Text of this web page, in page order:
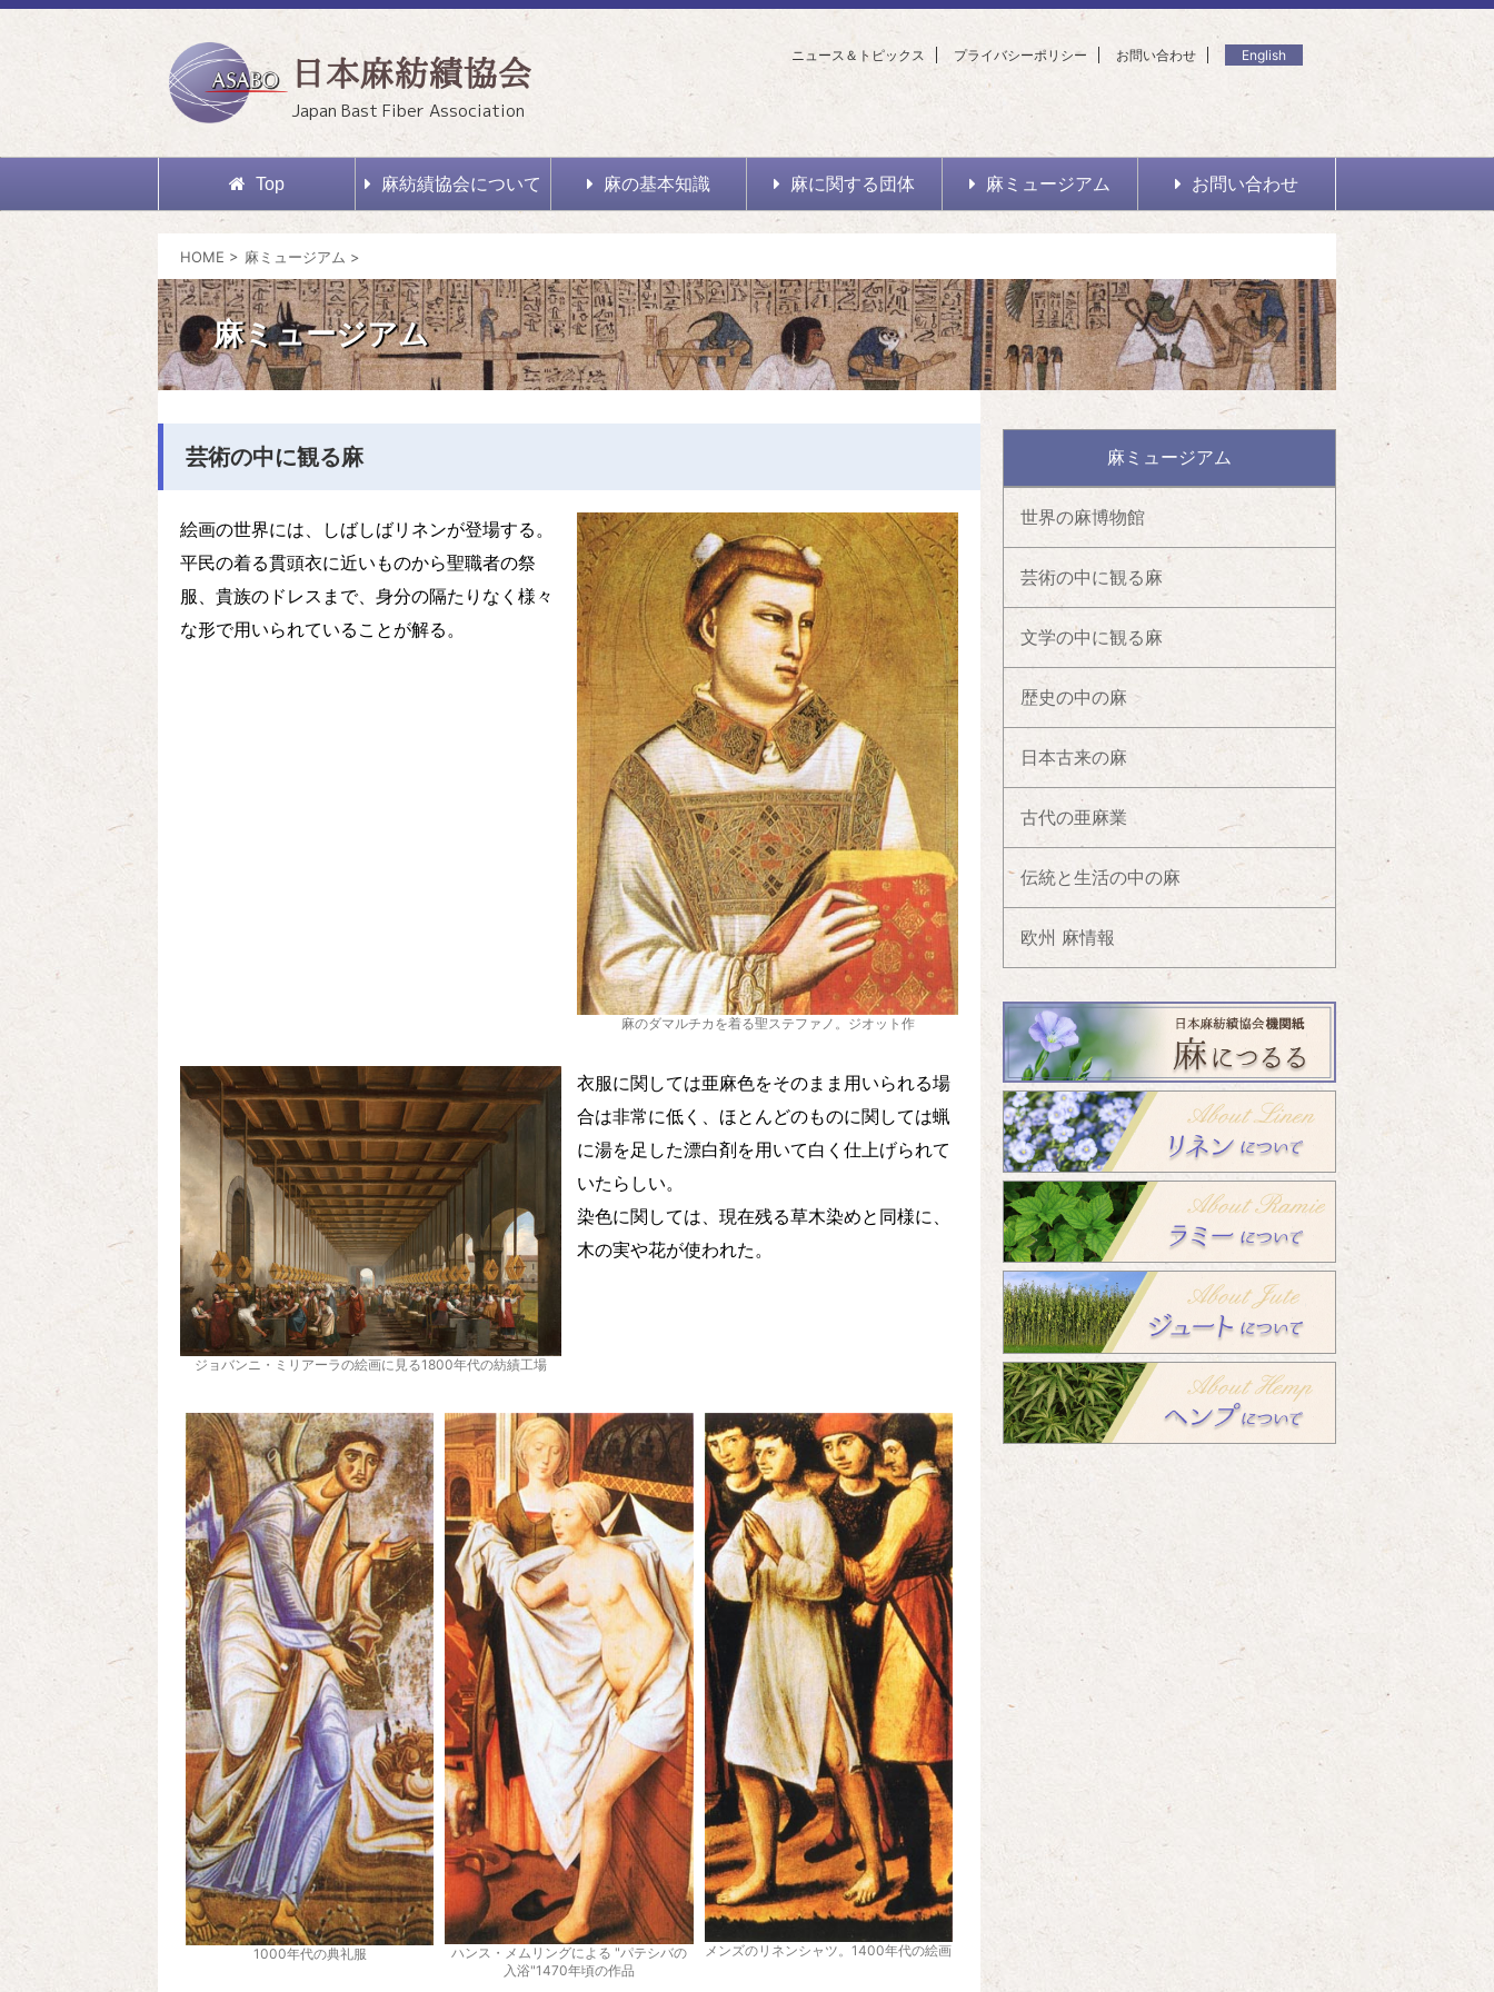
日本麻紡績協会
Japan Bast Fiber Association
ニュース＆トピックス プライバシーポリシー お問い合わせ English
Top 麻紡績協会について 麻の基本知識 麻に関する団体 麻ミュージアム お問い合わせ
HOME > 麻ミュージアム >
麻ミュージアム
芸術の中に観る麻
絵画の世界には、しばしばリネンが登場する。
平民の着る貫頭衣に近いものから聖職者の祭
服、貴族のドレスまで、身分の隔たりなく様々
な形で用いられていることが解る。
麻のダマルチカを着る聖ステファノ。ジオット作
ジョバンニ・ミリアーラの絵画に見る1800年代の紡績工場
衣服に関しては亜麻色をそのまま用いられる場
合は非常に低く、ほとんどのものに関しては蝋
に湯を足した漂白剤を用いて白く仕上げられて
いたらしい。
染色に関しては、現在残る草木染めと同様に、
木の実や花が使われた。
1000年代の典礼服
ハンス・メムリングによる "パテシバの
入浴"1470年頃の作品
メンズのリネンシャツ。1400年代の絵画
麻ミュージアム
世界の麻博物館
芸術の中に観る麻
文学の中に観る麻
歴史の中の麻
日本古来の麻
古代の亜麻業
伝統と生活の中の麻
欧州 麻情報